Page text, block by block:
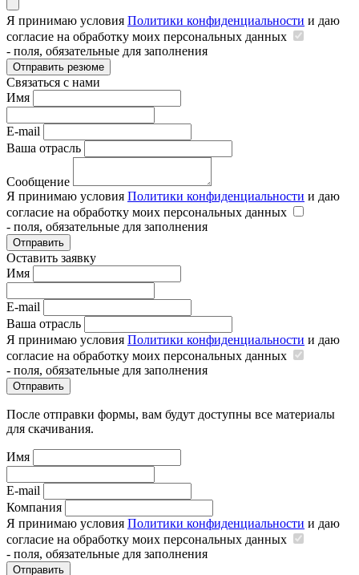
Я принимаю условия Политики конфиденциальности и даю
согласие на обработку моих персональных данных
- поля, обязательные для заполнения
Отправить резюме
Связаться с нами
Имя
E-mail
Ваша отрасль
Сообщение
Я принимаю условия Политики конфиденциальности и даю
согласие на обработку моих персональных данных
- поля, обязательные для заполнения
Отправить
Оставить заявку
Имя
E-mail
Ваша отрасль
Я принимаю условия Политики конфиденциальности и даю
согласие на обработку моих персональных данных
- поля, обязательные для заполнения
Отправить
После отправки формы, вам будут доступны все материалы
для скачивания.
Имя
E-mail
Компания
Я принимаю условия Политики конфиденциальности и даю
согласие на обработку моих персональных данных
- поля, обязательные для заполнения
Отправить